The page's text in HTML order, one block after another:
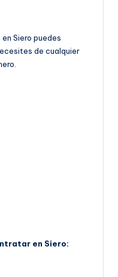
Siero puedes
de cualquier
en Siero: